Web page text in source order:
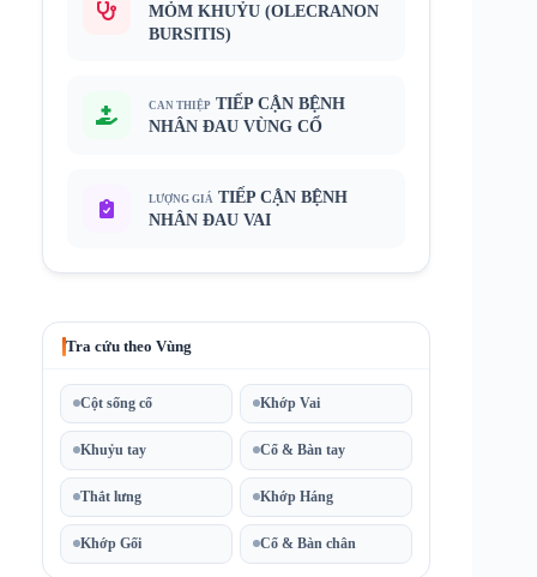
MỎM KHUỶU (OLECRANON
BURSITIS)
CAN THIỆP TIẾP CẬN BỆNH
NHÂN ĐAU VÙNG CỔ
LƯỢNG GIÁ TIẾP CẬN BỆNH
NHÂN ĐAU VAI
Tra cứu theo Vùng
Cột sống cổ Khớp Vai
Khuỷu tay Cổ & Bàn tay
Thắt lưng Khớp Háng
Khớp Gối Cổ & Bàn chân